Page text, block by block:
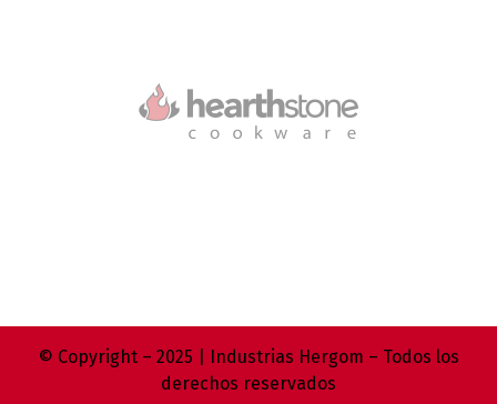
© Copyright – 2025 | Industrias Hergom – Todos los
derechos reservados